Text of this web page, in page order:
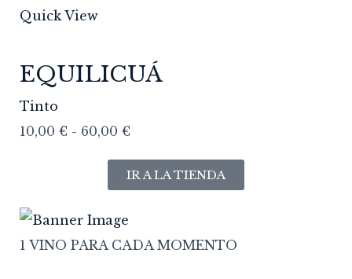
Quick View
EQUILICUÁ
Tinto
10,00 € - 60,00 €
IR A LA TIENDA
1 VINO PARA CADA MOMENTO